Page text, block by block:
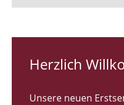
RUNDGANG 26
Herzlich
Unsere neuen